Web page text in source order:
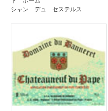
シャン デュ セステルス